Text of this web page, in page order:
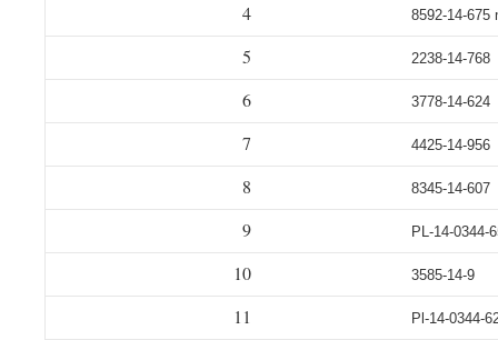
4 8592-14-675
5 2238-14-768
6 3778-14-624
7 4425-14-956
8 8345-14-607
9 PL-14-0344-
10 3585-14-9
11 Pl-14-0344-